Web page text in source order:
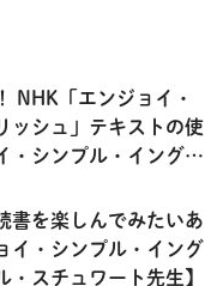
NHK「エンジョイ・
ッシュ」テキストの使
・シンプル・イングリ
書を楽しんでみたいあ
・シンプル・イング
スチュワート先生】